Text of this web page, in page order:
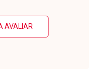
AVALIAR